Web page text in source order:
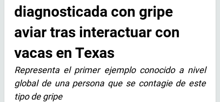
diagnosticada con gripe
aviar tras interactuar con
vacas en Texas
Representa el primer ejemplo conocido a nivel
global de una persona que se contagie de este
tipo de gripe